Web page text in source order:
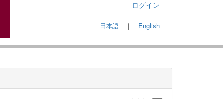
ログイン
日本語 ｜ English